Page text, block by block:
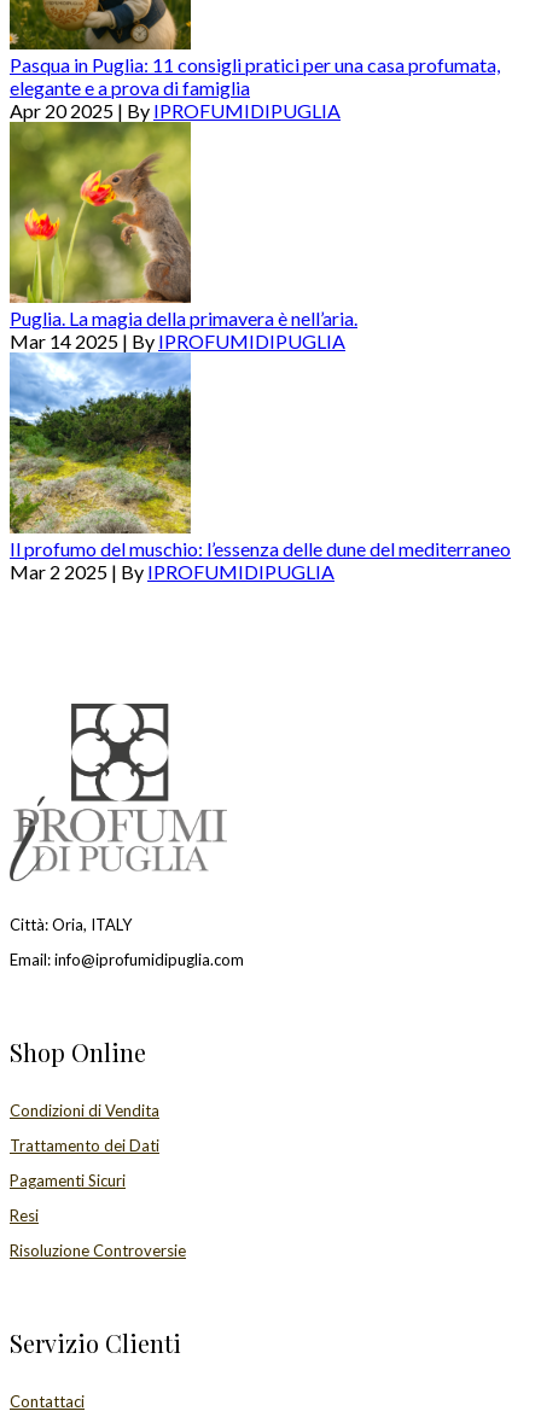
Pasqua in Puglia: 11 consigli pratici per una casa profumata,
elegante e a prova di famiglia
Apr 20 2025 | By IPROFUMIDIPUGLIA
Puglia. La magia della primavera è nell’aria.
Mar 14 2025 | By IPROFUMIDIPUGLIA
Il profumo del muschio: l’essenza delle dune del mediterraneo
Mar 2 2025 | By IPROFUMIDIPUGLIA
Città: Oria, ITALY
Email: info@iprofumidipuglia.com
Shop Online
Condizioni di Vendita
Trattamento dei Dati
Pagamenti Sicuri
Resi
Risoluzione Controversie
Servizio Clienti
Contattaci